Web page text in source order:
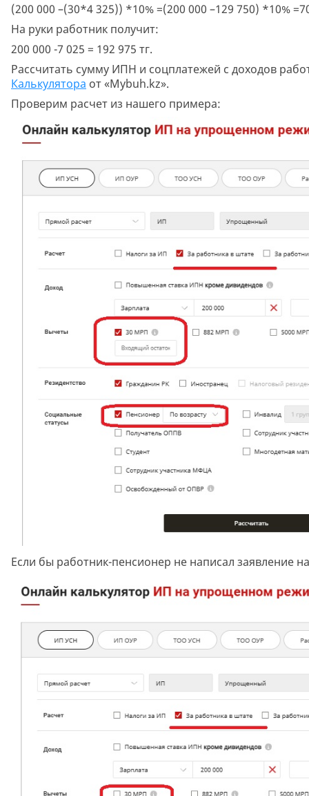
(200 000 –(30*4 325)) *10% =(200 000 –129 750) *10%
На руки работник получит:
200 000 -7 025 = 192 975 тг.
Рассчитать сумму ИПН и соцплатежей с доходов
Калькулятора от «Mybuh.kz».
Проверим расчет из нашего примера:
Если бы работник-пенсионер не написал